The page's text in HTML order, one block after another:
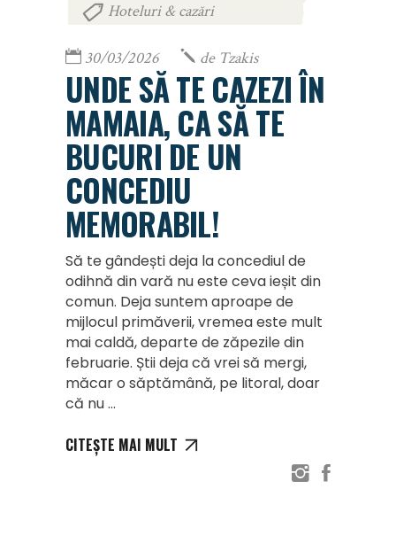
Hoteluri & cazări
30/03/2026 de Tzakis
UNDE SĂ TE CAZEZI ÎN
MAMAIA, CA SĂ TE
BUCURI DE UN
CONCEDIU
MEMORABIL!
Să te gândești deja la concediul de
odihnă din vară nu este ceva ieșit din
comun. Deja suntem aproape de
mijlocul primăverii, vremea este mult
mai caldă, departe de zăpezile din
februarie. Știi deja că vrei să mergi,
măcar o săptămână, pe litoral, doar
că nu
CITEȘTE MAI MULT